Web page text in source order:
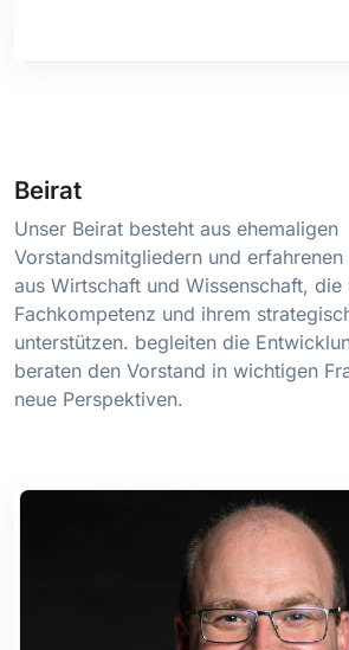
Beirat
Unser Beirat besteht aus ehemaligen
Vorstandsmitgliedern und
aus Wirtschaft und Wissenschaft, die
Fachkompetenz und ihrem
unterstützen. begleiten die
beraten den Vorstand in wichtigen
neue Perspektiven.